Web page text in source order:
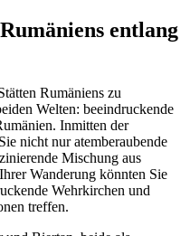
entlang
Rumäniens zu
Welten: beeindruckende
Inmitten der
nicht nur atemberaubende
Mischung aus
Wanderung könnten Sie
Wehrkirchen und
treffen.